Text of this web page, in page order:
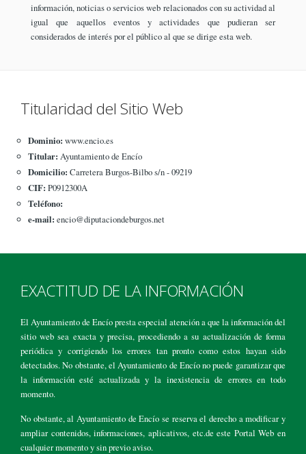
información, noticias o servicios web relacionados con su actividad al
igual que aquellos eventos y actividades que pudieran ser
considerados de interés por el público al que se dirige esta web.
Titularidad del Sitio Web
Dominio: www.encio.es
Titular: Ayuntamiento de Encío
Domicilio: Carretera Burgos-Bilbo s/n - 09219
CIF: P0912300A
Teléfono:
e-mail: encio@diputaciondeburgos.net
EXACTITUD DE LA INFORMACIÓN
El Ayuntamiento de Encío presta especial atención a que la información del
sitio web sea exacta y precisa, procediendo a su actualización de forma
periódica y corrigiendo los errores tan pronto como estos hayan sido
detectados. No obstante, el Ayuntamiento de Encío no puede garantizar que
la información esté actualizada y la inexistencia de errores en todo
momento.
No obstante, al Ayuntamiento de Encío se reserva el derecho a modificar y
ampliar contenidos, informaciones, aplicativos, etc.de este Portal Web en
cualquier momento y sin previo aviso.